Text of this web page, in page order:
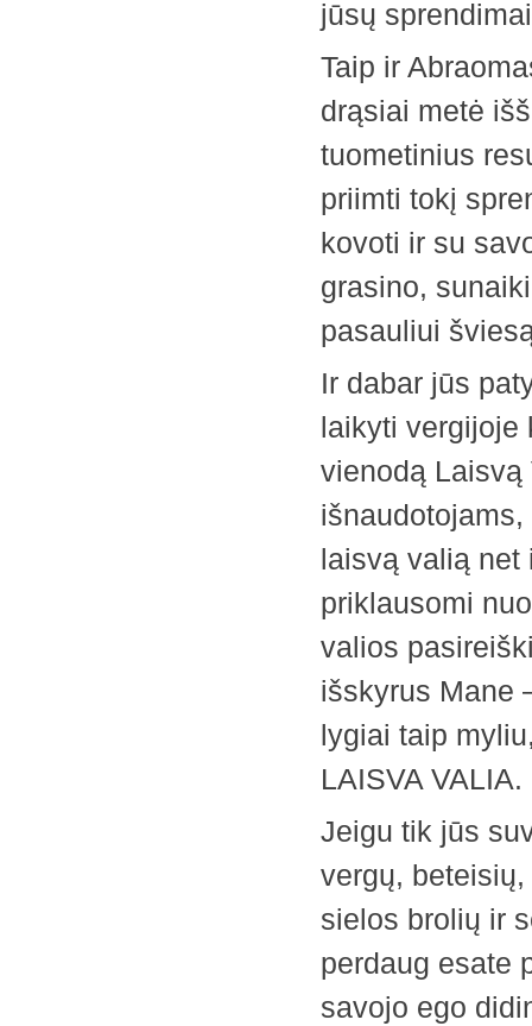
jūsų
Taip ir
drąsiai metė
tuometinius
priimti tokį
kovoti ir su
grasino,
pasauliui
Ir dabar jūs
laikyti vergijoje
vienodą Laisvą
laisvą valią net
priklausomi
valios
išskyrus Mane
lygiai taip
LAISVA VALIA.
Jeigu tik jūs
vergų,
sielos brolių ir
perdaug esate
savojo ego